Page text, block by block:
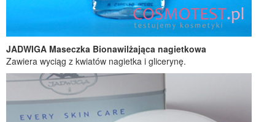
JADWIGA Maseczka Bionawilżająca nagietkowa
Zawiera wyciąg z kwiatów nagietka i glicerynę.